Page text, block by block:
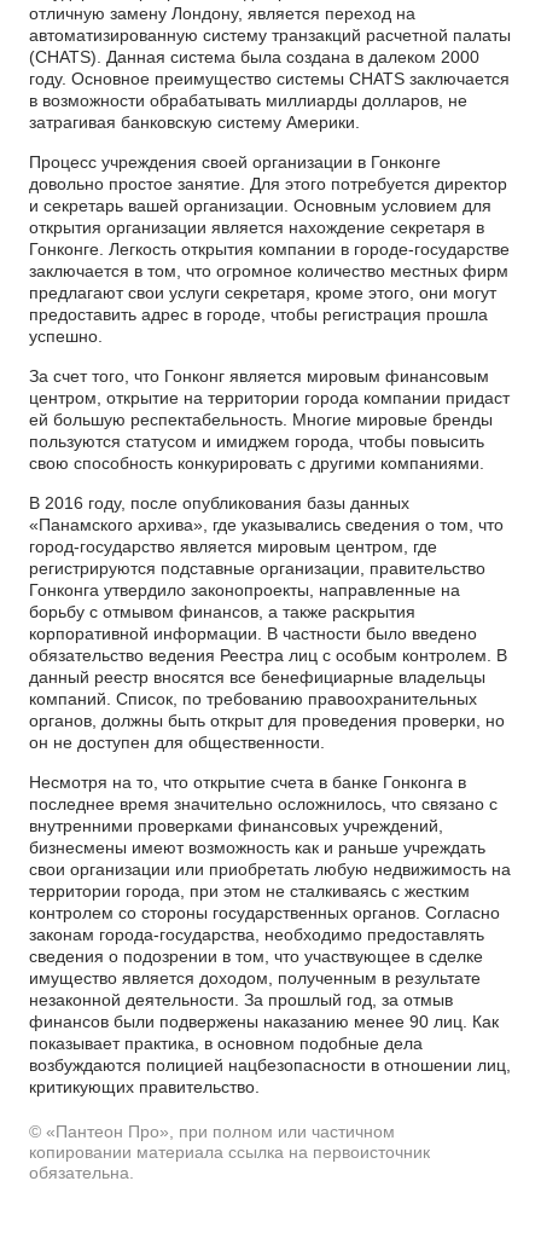
отличную замену Лондону, является переход на
автоматизированную систему транзакций расчетной палаты
(CHATS). Данная система была создана в далеком 2000
году. Основное преимущество системы CHATS заключается
в возможности обрабатывать миллиарды долларов, не
затрагивая банковскую систему Америки.
Процесс учреждения своей организации в Гонконге
довольно простое занятие. Для этого потребуется директор
и секретарь вашей организации. Основным условием для
открытия организации является нахождение секретаря в
Гонконге. Легкость открытия компании в городе-государстве
заключается в том, что огромное количество местных фирм
предлагают свои услуги секретаря, кроме этого, они могут
предоставить адрес в городе, чтобы регистрация прошла
успешно.
За счет того, что Гонконг является мировым финансовым
центром, открытие на территории города компании придаст
ей большую респектабельность. Многие мировые бренды
пользуются статусом и имиджем города, чтобы повысить
свою способность конкурировать с другими компаниями.
В 2016 году, после опубликования базы данных
«Панамского архива», где указывались сведения о том, что
город-государство является мировым центром, где
регистрируются подставные организации, правительство
Гонконга утвердило законопроекты, направленные на
борьбу с отмывом финансов, а также раскрытия
корпоративной информации. В частности было введено
обязательство ведения Реестра лиц с особым контролем. В
данный реестр вносятся все бенефициарные владельцы
компаний. Список, по требованию правоохранительных
органов, должны быть открыт для проведения проверки, но
он не доступен для общественности.
Несмотря на то, что открытие счета в банке Гонконга в
последнее время значительно осложнилось, что связано с
внутренними проверками финансовых учреждений,
бизнесмены имеют возможность как и раньше учреждать
свои организации или приобретать любую недвижимость на
территории города, при этом не сталкиваясь с жестким
контролем со стороны государственных органов. Согласно
законам города-государства, необходимо предоставлять
сведения о подозрении в том, что участвующее в сделке
имущество является доходом, полученным в результате
незаконной деятельности. За прошлый год, за отмыв
финансов были подвержены наказанию менее 90 лиц. Как
показывает практика, в основном подобные дела
возбуждаются полицией нацбезопасности в отношении лиц,
критикующих правительство.
© «Пантеон Про», при полном или частичном
копировании материала ссылка на первоисточник
обязательна.